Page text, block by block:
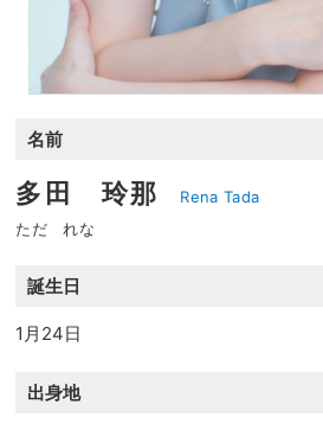
名前
多田 玲那
Rena Tada
ただ れな
誕生日
1月24日
出身地